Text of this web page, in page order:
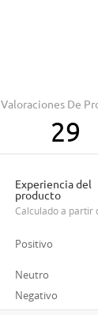
Valoraciones De
29
Experiencia del
producto
Calculado a
Positivo
Neutro
Negativo